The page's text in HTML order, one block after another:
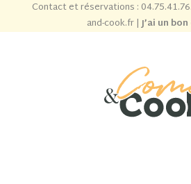
Contact et réservations :
and-cook.fr|J’ai un